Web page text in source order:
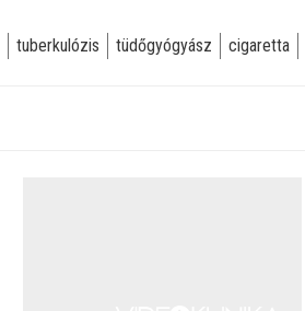
tuberkulózis tüdőgyógyász cigaretta